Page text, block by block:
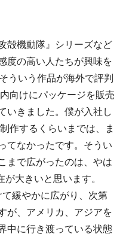
殻機動隊』シリーズなど
度の高い人たちが興味を
ういう作品が海外で評判
向けにパッケージを販売
いきました。僕が入社し
作するくらいまでは、ま
てなかったです。そうい
まで広がったのは、やは
大きいと思います。
緩やかに広がり、次第
が、アメリカ、アジアを
中に行き渡っている状態